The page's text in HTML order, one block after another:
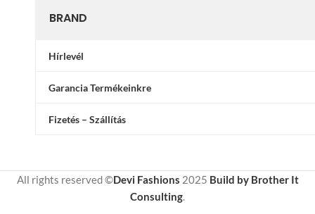
BRAND
Hírlevél
Garancia Termékeinkre
Fizetés – Szállítás
All rights reserved ©Devi Fashions 2025 Build by Brother It
Consulting.